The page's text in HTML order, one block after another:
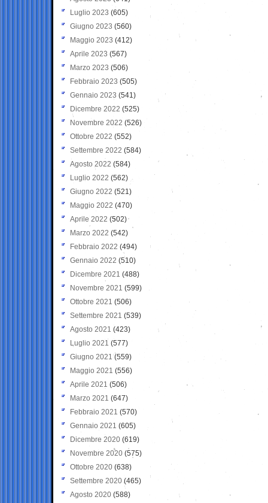
Luglio 2023 (605)
Giugno 2023 (560)
Maggio 2023 (412)
Aprile 2023 (567)
Marzo 2023 (506)
Febbraio 2023 (505)
Gennaio 2023 (541)
Dicembre 2022 (525)
Novembre 2022 (526)
Ottobre 2022 (552)
Settembre 2022 (584)
Agosto 2022 (584)
Luglio 2022 (562)
Giugno 2022 (521)
Maggio 2022 (470)
Aprile 2022 (502)
Marzo 2022 (542)
Febbraio 2022 (494)
Gennaio 2022 (510)
Dicembre 2021 (488)
Novembre 2021 (599)
Ottobre 2021 (506)
Settembre 2021 (539)
Agosto 2021 (423)
Luglio 2021 (577)
Giugno 2021(559)
Maggio 2021 (556)
Aprile 2021 (506)
Marzo 2021 (647)
Febbraio 2021 (570)
Gennaio 2021 (605)
Dicembre 2020 (619)
Novembre 2020 (575)
Ottobre 2020 (638)
Settembre 2020(465)
Agosto 2020 (588)